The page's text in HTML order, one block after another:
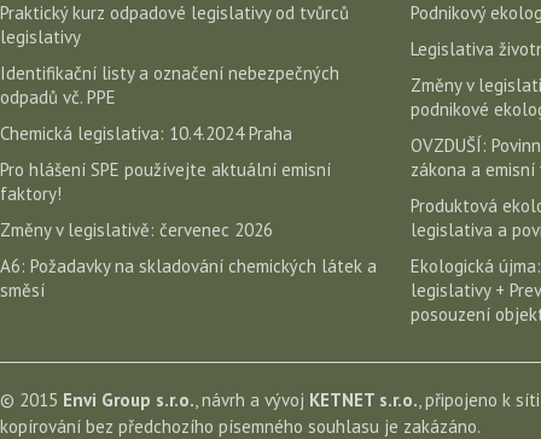
Praktický kurz odpadové legislativy od tvůrců
legislativy
Identifikační listy a označení nebezpečných
odpadů vč. PPE
Chemická legislativa: 10.4.2024 Praha
Pro hlášení SPE používejte aktuální emisní
faktory!
Změny v legislativě: červenec 2026
A6: Požadavky na skladování chemických látek a
směsí
Podnikový
Legislativa
Změny v
podnikové
OVZDUŠÍ:
zákona a emisní
Produktová
legislativa a
Ekologická
legislativy +
posouzení
© 2015 Envi Group s.r.o., návrh a vývoj KETNET s.r.o., připojeno k
kopírování bez předchozího písemného souhlasu je zakázáno.